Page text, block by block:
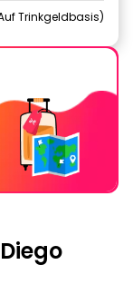
Trinkgeldbasis